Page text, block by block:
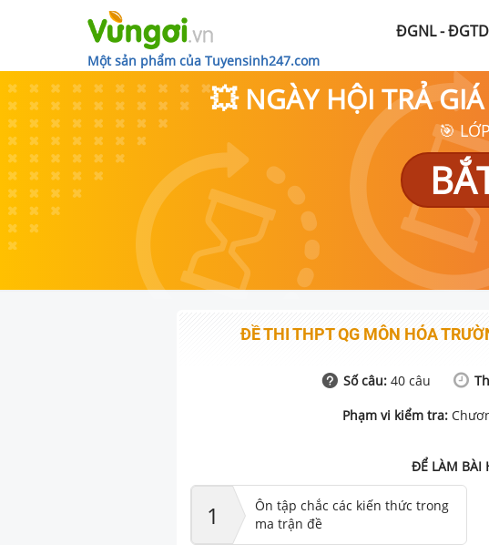
Một sản phẩm của Tuyensinh247.com
ĐGNL - ĐGTD
💥 NGÀY HỘI TRẢ
🎯
ĐỀ THI THPT QG MÔN HÓA
Số câu: 40câu
Phạm vi kiểm tra:
ĐỂ LÀM BÀI
1
Ôn tập chắc các kiến thức trong
ma trận đề